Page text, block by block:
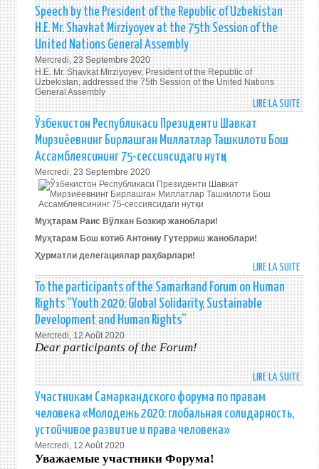
-
TO
THE
2023
Speech by the President of the Republic of Uzbekistan
H.E. Mr. Shavkat Mirziyoyev at the 75th Session of the
United Nations General Assembly
Mercredi, 23 Septembre 2020
H.E. Mr. Shavkat Mirziyoyev, President of the Republic of
Uzbekistan, addressed the 75th Session of the United Nations
General Assembly
LIRE LA SUITEDE
MR.
AT
THE
75TH
OF
THE
Ўзбекистон Республикаси Президенти Шавкат
Мирзиёевнинг Бирлашган Миллатлар Ташкилоти Бош
Ассамблеясининг 75-сессиясидаги нутқи
Mercredi, 23 Septembre 2020
Муҳтарам Раис Вўлкан Бозкир жаноблари!
Муҳтарам Бош котиб Антониу Гутерриш жаноблари!
Ҳурматли делегациялар раҳбарлари!
LIRE LA SUITEDE
НУТҚИ
To the participants of the Samarkand Forum on Human
Rights “Youth 2020: Global Solidarity, Sustainable
Development and Human Rights”
Mercredi, 12 Août 2020
Dear participants of the Forum!
LIRE LA SUITEDE
Участникам Самаркандского форума по правам
человека «Молодежь 2020: глобальная солидарность,
устойчивое развитие и права человека»
Mercredi, 12 Août 2020
Уважаемые участники Форума!